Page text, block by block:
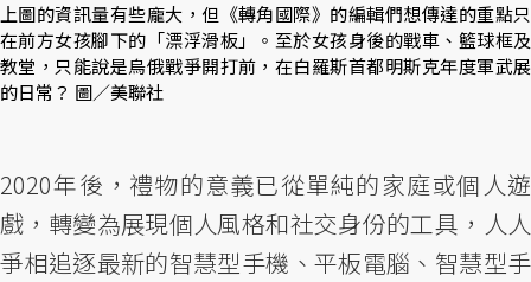
上圖的資訊量有些龐大，但《轉角國際》的編輯們想傳達的重點只
在前方女孩腳下的「漂浮滑板」。至於女孩身後的戰車、籃球框及
教堂，只能說是烏俄戰爭開打前，在白羅斯首都明斯克年度軍武展
的日常？ 圖／美聯社
2020年後，禮物的意義已從單純的家庭或個人遊
戲，轉變為展現個人風格和社交身份的工具，人人
爭相追逐最新的智慧型手機、平板電腦、智慧型手